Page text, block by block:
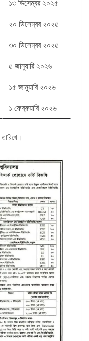
১৩ ডিসেম্বর ২০২৫
২০ ডিসেম্বর ২০২৫
৩০ ডিসেম্বর ২০২৫
৫ জানুয়ারি ২০২৬
১৫ জানুয়ারি ২০২৬
১ ফেব্রুয়ারি ২০২৬
তারিখে।